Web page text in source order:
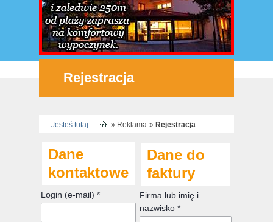
Rejestracja
Jesteś tutaj: » Reklama » Rejestracja
Dane
kontaktowe
Login (e-mail) *
Dane do
faktury
Firma lub imię i
nazwisko *